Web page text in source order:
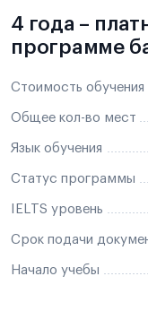
4 года –
программе
Стоимость обучения
Общее кол-во мест
Язык обучения
Статус программы
IELTS уровень
Срок подачи
Начало учебы